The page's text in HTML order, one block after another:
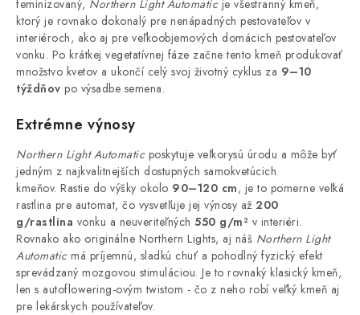
feminizovaný, Northern Light Automaticje všestranný kmeň,
ktorý je rovnako dokonalý pre nenápadných pestovateľov v
interiéroch, ako aj pre veľkoobjemových domácich pestovateľov
vonku. Po krátkej vegetatívnej fáze začne tento kmeň produkovať
množstvo kvetov a ukončí celý svoj životný cyklus za 9–10
týždňov po výsadbe semena.
Extrémne výnosy
Northern Light Automaticposkytuje veľkorysú úrodu a môže byť
jedným z najkvalitnejších dostupných samokvetúcich
kmeňov. Rastie do výšky okolo 90–120 cm, je to pomerne veľká
rastlina pre automat, čo vysvetľuje jej výnosy až 200
g/rastlina vonku a neuveriteľných 550 g/m² v interiéri.
Rovnako ako originálne Northern Lights, aj náš Northern Light
Automaticmá príjemnú, sladkú chuť a pohodlný fyzický efekt
sprevádzaný mozgovou stimuláciou. Je to rovnaký klasický kmeň,
len s autoflowering-ovým twistom - čo z neho robí veľký kmeň aj
pre lekárskych používateľov.